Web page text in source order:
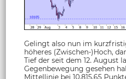
Gelingt also nun im
höheres (Zwischen-)Hoch,
Tief der seit dem 12. August
Gegenbewegung gesehen
Mittellinie bei 10.815,65